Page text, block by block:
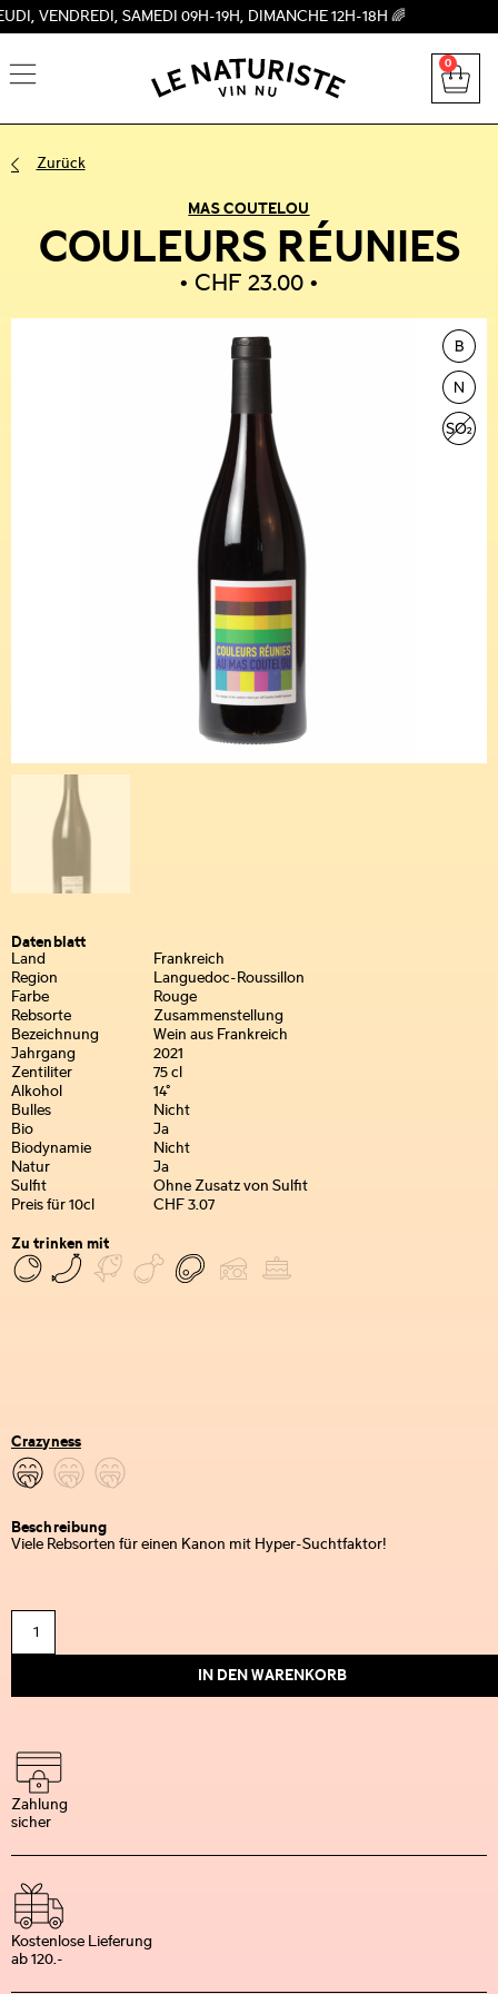
SAMEDI 09H-19H, DIMANCHE 12H-18H 🌈
0
Zurück
MAS COUTELOU
COULEURS RÉUNIES
CHF 23.00
Datenblatt
Land
Frankreich
Region
Languedoc-Roussillon
Farbe
Rouge
Rebsorte
Zusammenstellung
Bezeichnung
Wein aus Frankreich
Jahrgang
2021
Zentiliter
75 cl
Alkohol
14°
Bulles
Nicht
Bio
Ja
Biodynamie
Nicht
Natur
Ja
Sulfit
Ohne Zusatz von Sulfit
Preis für 10cl
CHF 3.07
Zu trinken mit
Crazyness
Beschreibung
Viele Rebsorten für einen Kanon mit Hyper-Suchtfaktor!
IN DEN WARENKORB
Zahlung
sicher
Kostenlose Lieferung
ab 120.-